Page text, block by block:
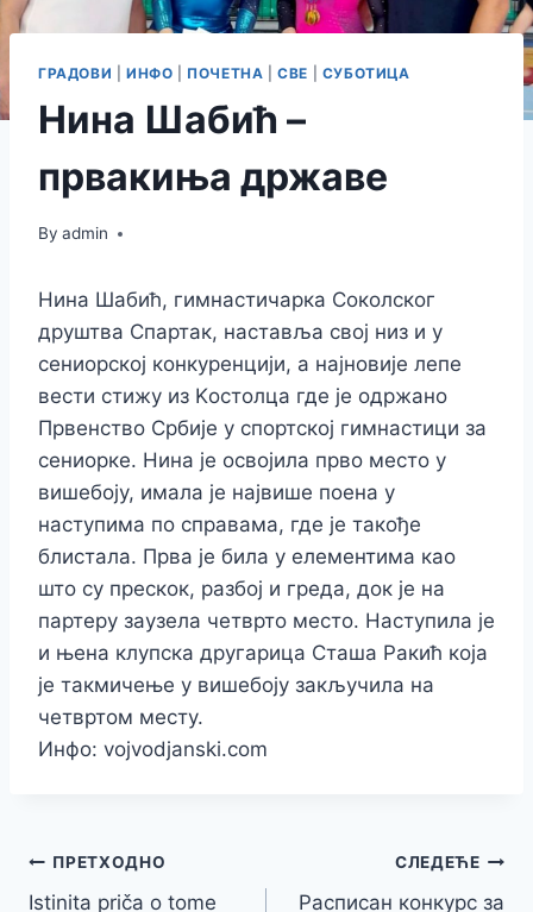
ГРАДОВИ ИНФО ПОЧЕТНА |СВЕ СУБОТИЦА
Нина Шабић –
првакиња државе
By admin
Нина Шабић, гимнастичарка Соколског
друштва Спартак, наставља свој низ и у
сениорској конкуренцији, а најновије лепе
вести стижу из Kостолца где је одржано
Првенство Србије у спортској гимнастици за
сениорке. Нина је освојила прво место у
вишебоју, имала је највише поена у
наступима по справама, где је такође
блистала. Прва је била у елементима као
што су прескок, разбој и греда, док је на
партеру заузела четврто место. Наступила је
и њена клупска другарица Сташа Ракић која
је такмичење у вишебоју закључила на
четвртом месту.
Инфо: vojvodjanski.com
Кретање
ПРЕТХОДНО
Istinita priča o tome
СЛЕДЕЋЕ
Расписан конкурс за